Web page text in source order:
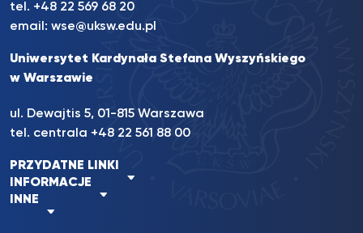
tel. +48 22 569 68 20
email: wse@uksw.edu.pl
Uniwersytet Kardynała Stefana Wyszyńskiego
w Warszawie
ul. Dewajtis 5, 01-815 Warszawa
tel. centrala +48 22 561 88 00
PRZYDATNE LINKI
INFORMACJE
INNE